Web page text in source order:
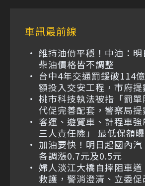
車訊最前線
維持油價平穩！中油：明
柴油價格皆不調整
台中4年交通罰鍰破114
額投入交安工程，市府提
桃市科技執法被指「罰
代促完善配套，警察局提
客運、遊覽車、計程車
三人責任險」 最低保額
加油要快！明日起國內
各調漲0.7元及0.5元
婦人淡江大橋自摔阻車
救護，警消澄清、立委促